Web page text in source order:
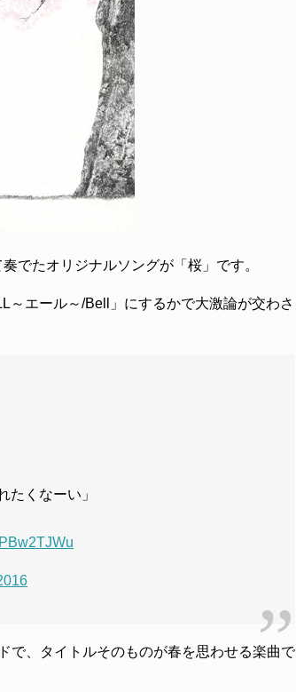
でたオリジナルソングが「桜」です。
～エール～/Bell」にするかで大激論が交わさ
たくなーい」
で、タイトルそのものが春を思わせる楽曲で